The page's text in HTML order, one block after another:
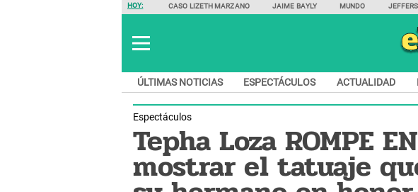
HOY: CASO LIZETH MARZANO JAIME BAYLY MUNDO
ÚLTIMAS NOTICIAS ESPECTÁCULOS ACTUALIDAD
Espectáculos
Tepha Loza ROMPE
mostrar el tatuaje